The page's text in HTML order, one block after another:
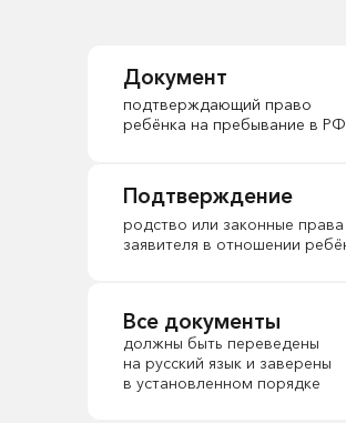
Документ
подтверждающий право
ребёнка на пребывание в РФ
Подтверждение
родство или законные права
заявителя в отношении
Все документы
должны быть переведены
на русский язык и заверены
в установленном порядке